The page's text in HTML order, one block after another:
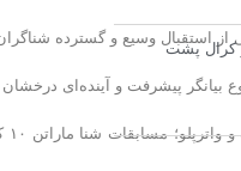
بیانگر پیشرفت و آینده‌ای
به فینال ۵۰ متر کرال پشت